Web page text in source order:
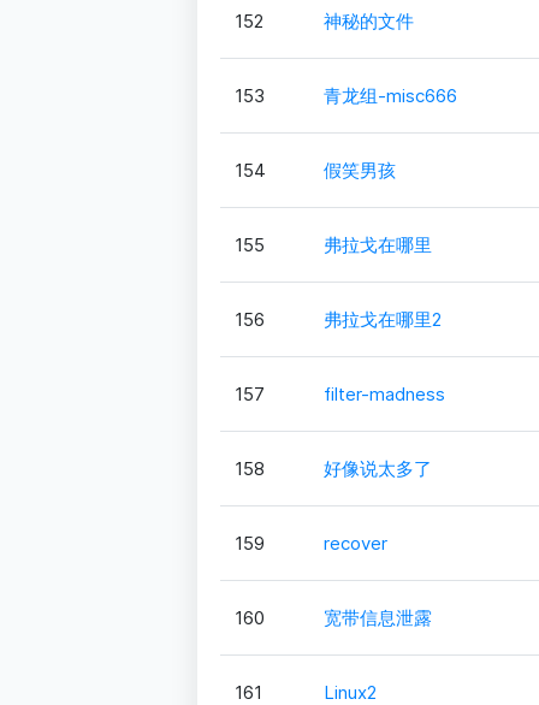
152 神秘的文件
153 青龙组-misc666
154 假笑男孩
155 弗拉戈在哪里
156 弗拉戈在哪里2
157 filter-madness
158 好像说太多了
159 recover
160 宽带信息泄露
161 Linux2